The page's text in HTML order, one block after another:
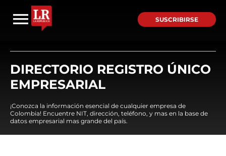
SUSCRIBIRSE
DIRECTORIO REGISTRO ÚNICO
EMPRESARIAL
¡Conozca la información esencial de cualquier empresa de
Colombia! Encuentre NIT, dirección, teléfono, y mas en la base de
datos empresarial mas grande del país.